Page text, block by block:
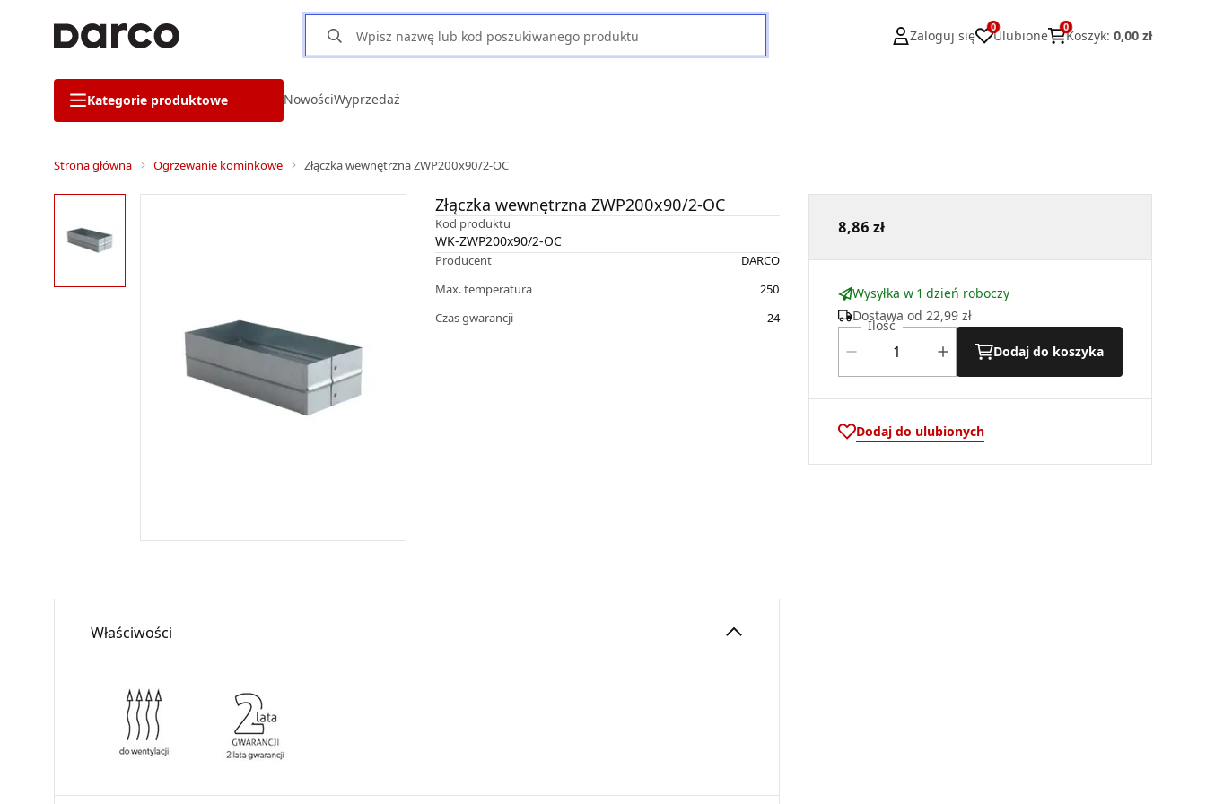
Zaloguj się
0
Ulubione
0
Koszyk: 0,00 zł
Kategorie produktowe NowościWyprzedaż
Strona główna Ogrzewanie kominkowe Złączka wewnętrzna ZWP200x90/2-OC
Złączka wewnętrzna ZWP200x90/2-OC
Kod produktu
WK-ZWP200x90/2-OC
Producent
DARCO
Max. temperatura
250
Czas gwarancji
24
8,86 zł
Wysyłka w 1 dzień roboczy
Dostawa od 22,99 zł
Ilość
Dodaj do koszyka
Dodaj do ulubionych
Właściwości